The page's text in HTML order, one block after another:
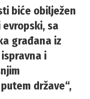
biće obilježen
sa
građana iz
i
države“,